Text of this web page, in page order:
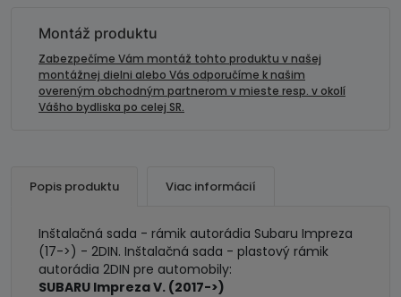
rámik
autorádia
Subaru
Impreza
2DIN
Montáž produktu
Zabezpečíme Vám montáž tohto produktu v našej
montážnej dielni alebo Vás odporučíme k našim
overeným obchodným partnerom v mieste resp. v okolí
Vášho bydliska po celej SR.
Popis produktu Viac informácií
Inštalačná sada - rámik autorádia Subaru Impreza
(17->) - 2DIN. Inštalačná sada - plastový rámik
autorádia 2DIN pre automobily:
SUBARU Impreza V. (2017->)